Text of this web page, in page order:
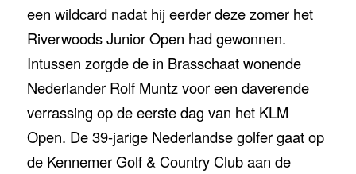
een wildcard nadat hij eerder deze zomer het
Riverwoods Junior Open had gewonnen.
Intussen zorgde de in Brasschaat wonende
Nederlander Rolf Muntz voor een daverende
verrassing op de eerste dag van het KLM
Open. De 39-jarige Nederlandse golfer gaat op
de Kennemer Golf & Country Club aan de